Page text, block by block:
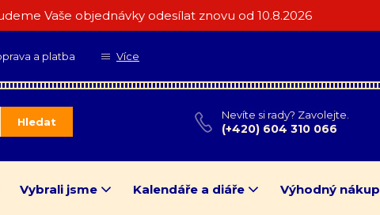
Vaše objednávky odesílat znovu od 10.8.2026
a platba Více
Hledat
Nevíte si rady? Zavolejte.
(+420) 604 310 066
Vybrali jsme Kalendáře a diáře Výhodný nákup